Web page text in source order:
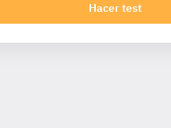
Hacer test